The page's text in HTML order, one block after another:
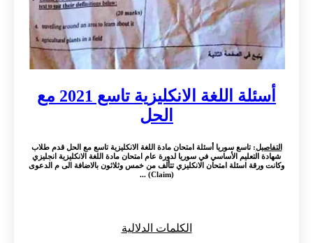
أسئلة اللغة الانكليزية تاسع 2021 مع
الحل
التفاصيل: تاسع سوريا أسئلة امتحان مادة اللغة الانكليزية تاسع مع الحل قدم طلاب
شهادة التعليم الأساسي في سوريا لدورة عام امتحان مادة اللغة الانكليزية انجليزي
وكانت ورقة اسئلة امتحان الانكليزي تتألف من خمس وثلاثون بالاضافة الى م الدعوى
(Claim) ...
الكلمات الدلالية